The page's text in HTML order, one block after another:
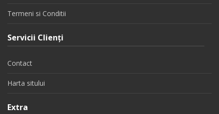
Termeni si Conditii
Servicii Clienţi
Contact
Harta sitului
Extra